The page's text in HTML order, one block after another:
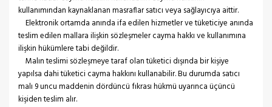
kullanımından kaynaklanan masraflar satıcı veya sağlayıcıya aittir.
Elektronik ortamda anında ifa edilen hizmetler ve tüketiciye anında
teslim edilen mallara ilişkin sözleşmeler cayma hakkı ve kullanımına
ilişkin hükümlere tabi değildir.
Malın teslimi sözleşmeye taraf olan tüketici dışında bir kişiye
yapılsa dahi tüketici cayma hakkını kullanabilir. Bu durumda satıcı
malı 9 uncu maddenin dördüncü fıkrası hükmü uyarınca üçüncü
kişiden teslim alır.